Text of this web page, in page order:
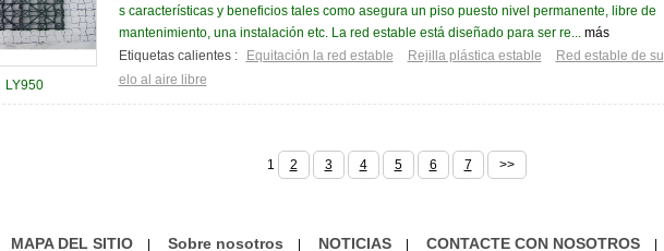
LY950
s características y beneficios tales como asegura un piso puesto nivel permanente, libre de
mantenimiento, una instalación etc. La red estable está diseñado para ser re... más
Etiquetas calientes :
Equitación la red estable Rejilla plástica estable
Red estable de su
elo al aire libre
1 2 3 4 5 6 7 >>
MAPA DEL SITIO Sobre nosotros NOTICIAS CONTACTE CON NOSOTROS